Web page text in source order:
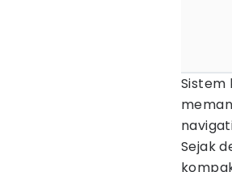
Sistem
Sejak